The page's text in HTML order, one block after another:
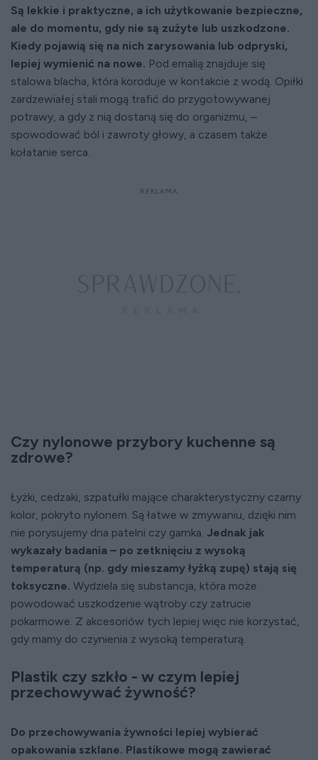
Są lekkie i praktyczne, a ich użytkowanie bezpieczne,
ale do momentu, gdy nie są zużyte lub uszkodzone.
Kiedy pojawią się na nich zarysowania lub odpryski,
lepiej wymienić na nowe. Pod emalią znajduje się
stalowa blacha, która koroduje w kontakcie z wodą. Opiłki
zardzewiałej stali mogą trafić do przygotowywanej
potrawy, a gdy z nią dostaną się do organizmu, –
spowodować ból i zawroty głowy, a czasem także
kołatanie serca.
Czy nylonowe przybory kuchenne są
zdrowe?
Łyżki, cedzaki, szpatułki mające charakterystyczny czarny
kolor, pokryto nylonem. Są łatwe w zmywaniu, dzięki nim
nie porysujemy dna patelni czy garnka. Jednak jak
wykazały badania – po zetknięciu z wysoką
temperaturą (np. gdy mieszamy łyżką zupę) stają się
toksyczne. Wydziela się substancja, która może
powodować uszkodzenie wątroby czy zatrucie
pokarmowe. Z akcesoriów tych lepiej więc nie korzystać,
gdy mamy do czynienia z wysoką temperaturą.
Plastik czy szkło - w czym lepiej
przechowywać żywność?
Do przechowywania żywności lepiej wybierać
opakowania szklane. Plastikowe mogą zawierać